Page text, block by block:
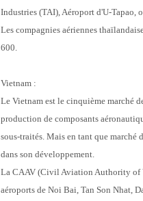
Industries (TAI), Aéroport d'U-Tapao,
Les compagnies aériennes
600.
Vietnam :
Le Vietnam est le cinquième marché
production de composants
sous-traités. Mais en tant que marché
dans son développement.
La CAAV (Civil Aviation Authority of
aéroports de Noi Bai, Tan Son Nhat,